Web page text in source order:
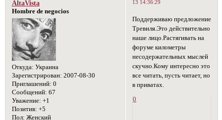
13 14:36:29
AltaVista
Hombre de negocios
Откуда: Украина
Зарегистрирован: 2007-08-30
Приглашений: 0
Сообщений: 67
Уважение: +1
Позитив: +5
Пол: Женский
Поддерживаю предложение
Тревиля.Это действительно
наше лицо.Растягивать на
форуме километры
несодержательных мыслей
скучно.Кому интересно это
все читать, пусть читает, но
в приватах.
0